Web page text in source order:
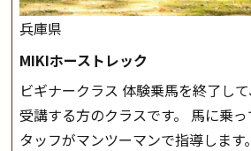
兵庫県
MIKIホーストレック
ビギナークラス 体験乗馬を終了し
受講する方のクラスです。 馬に乗
タッフがマンツーマンで指導します